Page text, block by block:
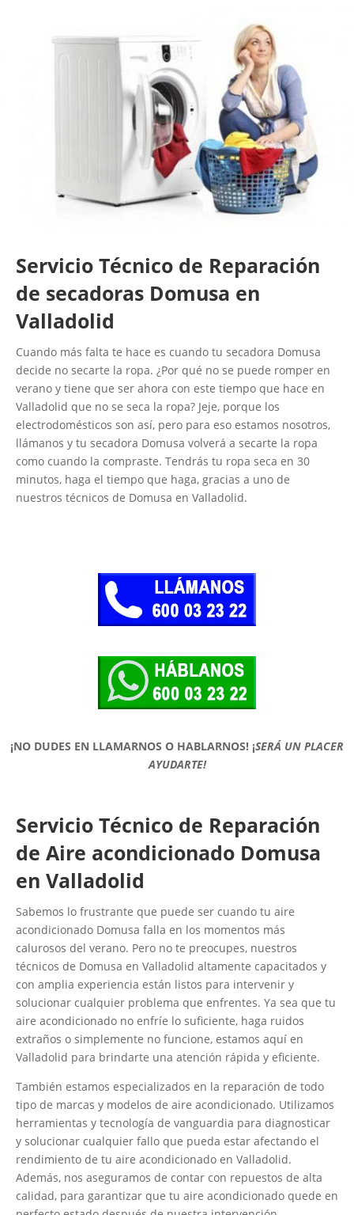
Servicio Técnico de Reparación
de secadoras Domusa en
Valladolid
Cuando más falta te hace es cuando tu secadora Domusa
decide no secarte la ropa. ¿Por qué no se puede romper en
verano y tiene que ser ahora con este tiempo que hace en
Valladolid que no se seca la ropa? Jeje, porque los
electrodomésticos son así, pero para eso estamos nosotros,
llámanos y tu secadora Domusa volverá a secarte la ropa
como cuando la compraste. Tendrás tu ropa seca en 30
minutos, haga el tiempo que haga, gracias a uno de
nuestros técnicos de Domusa en Valladolid.
¡NO DUDES EN LLAMARNOS O HABLARNOS! ¡SERÁ UN PLACER
AYUDARTE!
Servicio Técnico de Reparación
de Aire acondicionado Domusa
en Valladolid
Sabemos lo frustrante que puede ser cuando tu aire
acondicionado Domusa falla en los momentos más
calurosos del verano. Pero no te preocupes, nuestros
técnicos de Domusa en Valladolid altamente capacitados y
con amplia experiencia están listos para intervenir y
solucionar cualquier problema que enfrentes. Ya sea que tu
aire acondicionado no enfríe lo suficiente, haga ruidos
extraños o simplemente no funcione, estamos aquí en
Valladolid para brindarte una atención rápida y eficiente.
También estamos especializados en la reparación de todo
tipo de marcas y modelos de aire acondicionado. Utilizamos
herramientas y tecnología de vanguardia para diagnosticar
y solucionar cualquier fallo que pueda estar afectando el
rendimiento de tu aire acondicionado en Valladolid.
Además, nos aseguramos de contar con repuestos de alta
calidad, para garantizar que tu aire acondicionado quede en